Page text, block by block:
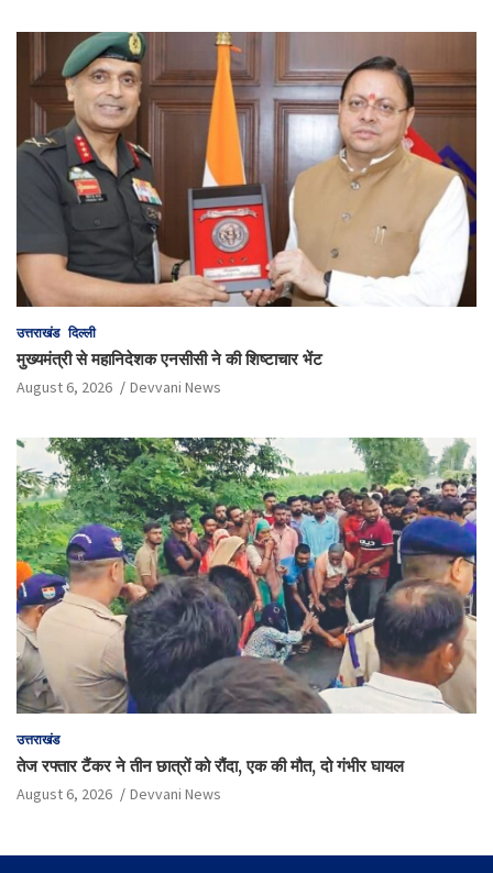
उत्तराखंड दिल्ली
मुख्यमंत्री से महानिदेशक एनसीसी ने की शिष्टाचार भेंट
August 6, 2026 Devvani News
उत्तराखंड
तेज रफ्तार टैंकर ने तीन छात्रों को रौंदा, एक की मौत, दो गंभीर घायल
August 6, 2026 Devvani News